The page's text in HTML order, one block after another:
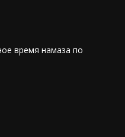
время намаза по